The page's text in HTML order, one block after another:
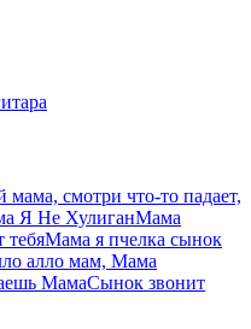
смотри что-то падает,
Я Не ХулиганМама
тебяМама я пчелка сынок
алло мам, Мама
МамаСынок звонит